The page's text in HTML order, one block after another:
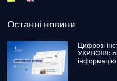
Останні новини
Цифрові
УКРНОІВІ:
інформацію